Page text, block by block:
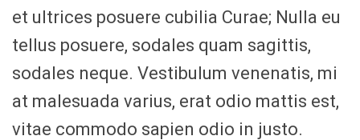
et ultrices posuere cubilia Curae; Nulla eu
tellus posuere, sodales quam sagittis,
sodales neque. Vestibulum venenatis, mi
at malesuada varius, erat odio mattis est,
vitae commodo sapien odio in justo.